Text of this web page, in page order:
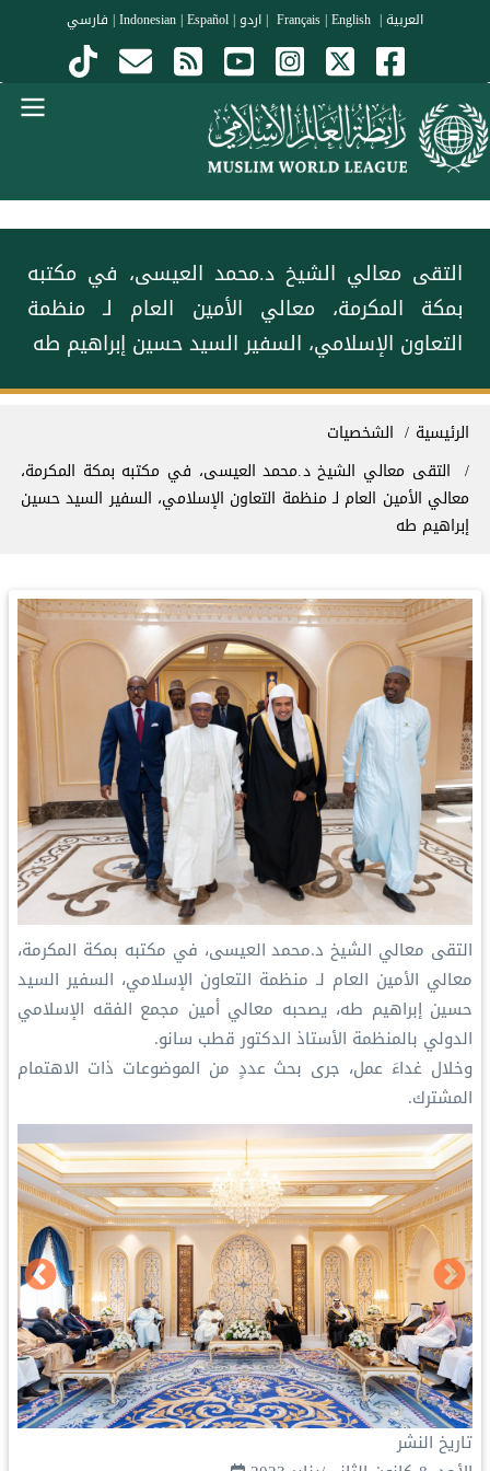
تجاوز إلى المحتوى الرئيسي
العربية|
|English
| اردو|
Indonesian |Español
| فارسي
التقى معالي الشيخ د.محمد العيسى، في مكتبه
بمكة المكرمة، معالي الأمين العام لـ منظمة
التعاون الإسلامي، السفير السيد حسين إبراهيم طه
مسار التنقل
الرئيسية
الشخصيات
التقى معالي الشيخ د.محمد العيسى، في مكتبه بمكة المكرمة،
معالي الأمين العام لـ منظمة التعاون الإسلامي، السفير السيد حسين
إبراهيم طه
التقى معالي الشيخ د.محمد العيسى، في مكتبه بمكة المكرمة،
معالي الأمين العام لـ منظمة التعاون الإسلامي، السفير السيد
حسين إبراهيم طه، يصحبه معالي أمين مجمع الفقه الإسلامي
الدولي بالمنظمة الأستاذ الدكتور قطب سانو.
وخلال غداءَ عمل، جرى بحث عددٍ من الموضوعات ذات الاهتمام
المشترك.
تاريخ النشر